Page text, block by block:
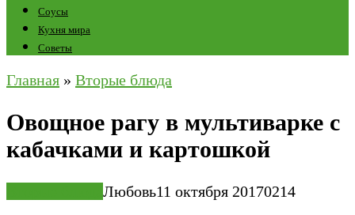
Соусы
Кухня мира
Советы
Главная » Вторые блюда
Овощное рагу в мультиварке с
кабачками и картошкой
Любовь11 октября 20170214